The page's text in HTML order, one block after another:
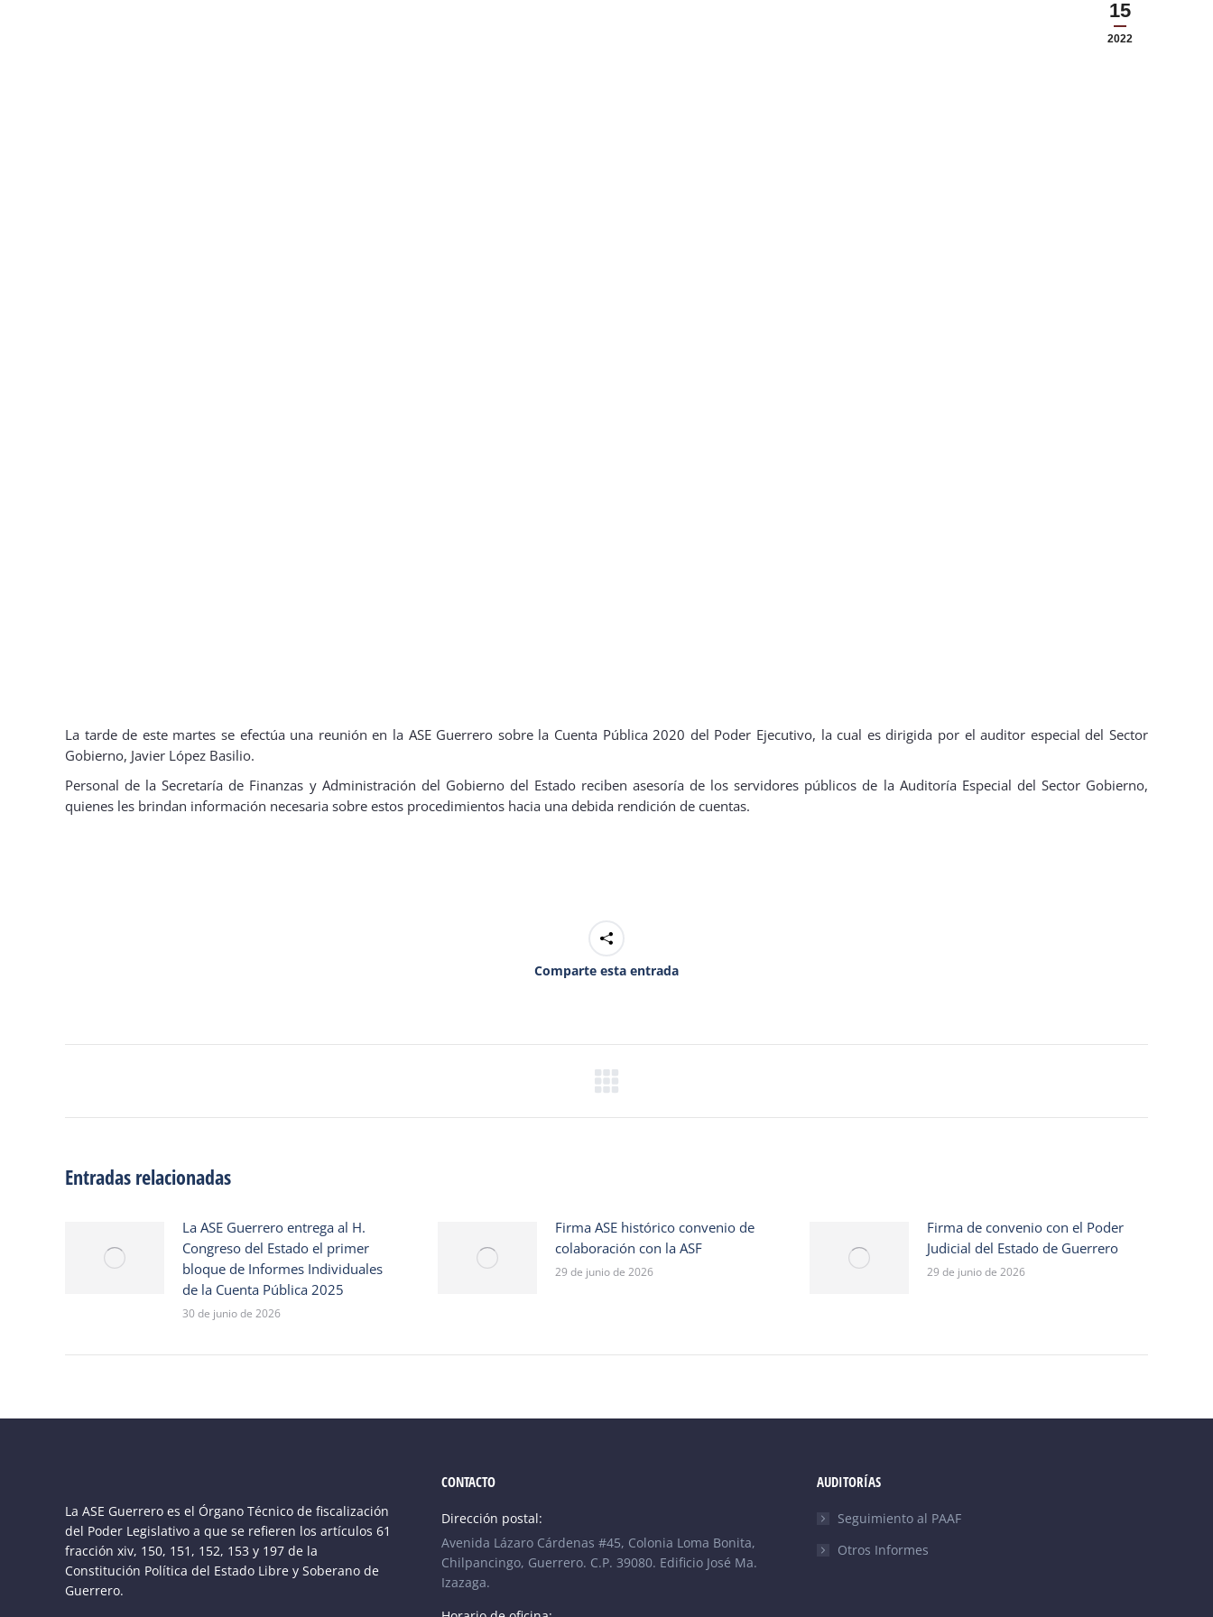
15
2022
La tarde de este martes se efectúa una reunión en la ASE Guerrero sobre la Cuenta Pública 2020 del Poder Ejecutivo, la cual es dirigida por el auditor especial del Sector
Gobierno, Javier López Basilio.
Personal de la Secretaría de Finanzas y Administración del Gobierno del Estado reciben asesoría de los servidores públicos de la Auditoría Especial del Sector Gobierno,
quienes les brindan información necesaria sobre estos procedimientos hacia una debida rendición de cuentas.
Comparte esta entrada
entradas
Entradas relacionadas
La ASE Guerrero entrega al H.
Congreso del Estado el primer
bloque de Informes Individuales
de la Cuenta Pública 2025
30 de junio de 2026
Firma ASE histórico convenio de
colaboración con la ASF
29 de junio de 2026
Firma de convenio con el Poder
Judicial del Estado de Guerrero
29 de junio de 2026
La ASE Guerrero es el Órgano Técnico de fiscalización
del Poder Legislativo a que se refieren los artículos 61
fracción xiv, 150, 151, 152, 153 y 197 de la
Constitución Política del Estado Libre y Soberano de
Guerrero.
CONTACTO
Dirección postal:
Avenida Lázaro Cárdenas #45, Colonia Loma Bonita,
Chilpancingo, Guerrero. C.P. 39080. Edificio José Ma.
Izazaga.
AUDITORÍAS
Seguimiento al PAAF
Otros Informes